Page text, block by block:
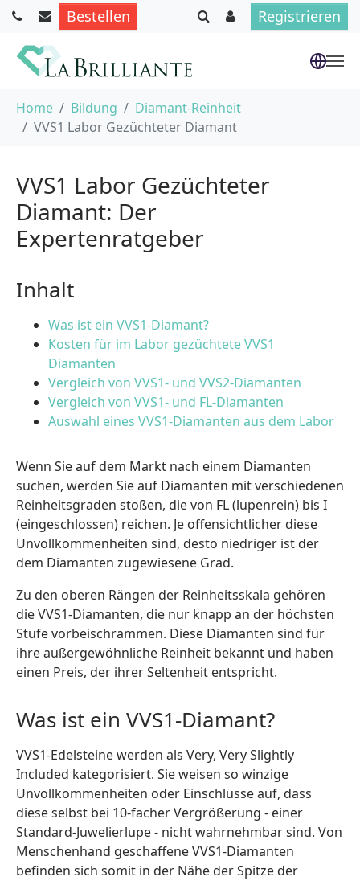
Bestellen Registrieren
Home Bildung
Diamant-Reinheit
VVS1 Labor Gezüchteter Diamant
VVS1 Labor Gezüchteter
Diamant: Der
Expertenratgeber
Inhalt
Was ist ein VVS1-Diamant?
Kosten für im Labor gezüchtete VVS1
Diamanten
Vergleich von VVS1- und VVS2-Diamanten
Vergleich von VVS1- und FL-Diamanten
Auswahl eines VVS1-Diamanten aus dem Labor
Wenn Sie auf dem Markt nach einem Diamanten
suchen, werden Sie auf Diamanten mit verschiedenen
Reinheitsgraden stoßen, die von FL (lupenrein) bis I
(eingeschlossen) reichen. Je offensichtlicher diese
Unvollkommenheiten sind, desto niedriger ist der
dem Diamanten zugewiesene Grad.
Zu den oberen Rängen der Reinheitsskala gehören
die VVS1-Diamanten, die nur knapp an der höchsten
Stufe vorbeischrammen. Diese Diamanten sind für
ihre außergewöhnliche Reinheit bekannt und haben
einen Preis, der ihrer Seltenheit entspricht.
Was ist ein VVS1-Diamant?
VVS1-Edelsteine werden als Very, Very Slightly
Included kategorisiert. Sie weisen so winzige
Unvollkommenheiten oder Einschlüsse auf, dass
diese selbst bei 10-facher Vergrößerung - einer
Standard-Juwelierlupe - nicht wahrnehmbar sind. Von
Menschenhand geschaffene VVS1-Diamanten
befinden sich somit in der Nähe der Spitze der